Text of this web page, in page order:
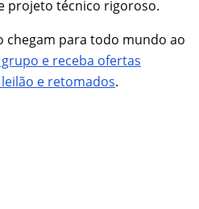
projeto técnico rigoroso.
chegam para todo mundo ao
e receba ofertas
e retomados.